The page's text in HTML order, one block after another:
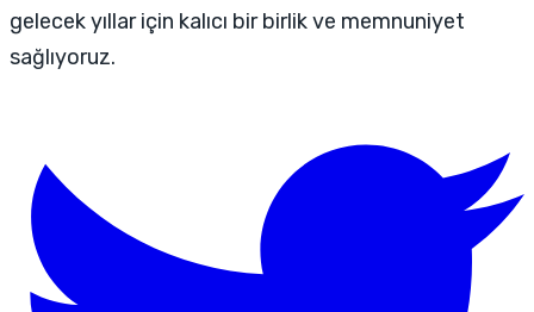
gelecek yıllar için kalıcı bir birlik ve memnuniyet
sağlıyoruz.